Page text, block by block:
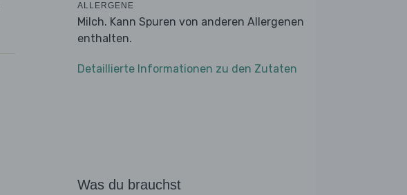
ALLERGENE
Milch. Kann Spuren von anderen Allergenen
enthalten.
Detaillierte Informationen zu den Zutaten
Was du brauchst